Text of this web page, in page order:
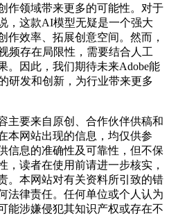
作领域带来更多的可能性。对于
，这款AI模型无疑是一个强大
作效率、拓展创意空间。然而，
频存在局限性，需要结合人工
。因此，我们期待未来Adobe能
研发和创新，为行业带来更多
要来自原创、合作伙伴供稿和
本网站出现的信息，均仅供参
信息的准确性及可靠性，但不保
，读者在使用前请进一步核实，
。本网站对有关资料所引致的错
法律责任。任何单位或个人认为
能涉嫌侵犯其知识产权或存在不